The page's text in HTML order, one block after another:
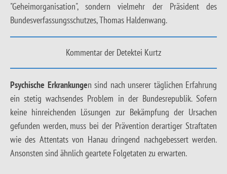
"Geheimorganisation", sondern vielmehr der Präsident des
Bundesverfassungsschutzes, Thomas Haldenwang.
Kommentar der Detektei Kurtz
Psychische Erkrankungen sind nach unserer täglichen Erfahrung
ein stetig wachsendes Problem in der Bundesrepublik. Sofern
keine hinreichenden Lösungen zur Bekämpfung der Ursachen
gefunden werden, muss bei der Prävention derartiger Straftaten
wie des Attentats von Hanau dringend nachgebessert werden.
Ansonsten sind ähnlich geartete Folgetaten zu erwarten.